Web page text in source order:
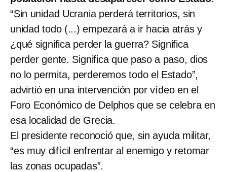
“Sin unidad Ucrania perderá territorios, sin
unidad todo (...) empezará a ir hacia atrás y
¿qué significa perder la guerra? Significa
perder gente. Significa que paso a paso, dios
no lo permita, perderemos todo el Estado”,
advirtió en una intervención por vídeo en el
Foro Económico de Delphos que se celebra en
esa localidad de Grecia.
El presidente reconoció que, sin ayuda militar,
“es muy difícil enfrentar al enemigo y retomar
las zonas ocupadas”.